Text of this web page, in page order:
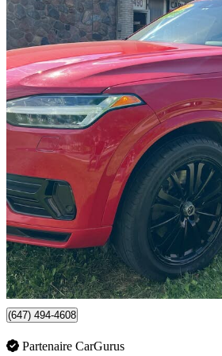
2016 Volvo XC90
T8 R-Design eAWD179 631 km
15 998 $
281 $/mois env.
Toronto, ON
(647) 494-4608
Partenaire CarGurus